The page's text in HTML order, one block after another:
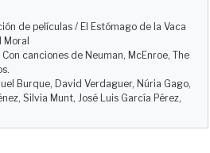
i
r
de películas / El Estómago de la Vaca
Moral
canciones de Neuman, McEnroe, The
Burque, David Verdaguer, Núria Gago,
Silvia Munt, José Luis García Pérez,